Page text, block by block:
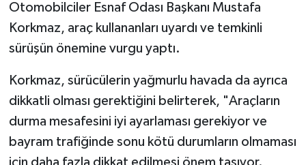
Otomobilciler Esnaf Odası Başkanı Mustafa
Korkmaz, araç kullananları uyardı ve temkinli
sürüşün önemine vurgu yaptı.
Korkmaz, sürücülerin yağmurlu havada da ayrıca
dikkatli olması gerektiğini belirterek, "Araçların
durma mesafesini iyi ayarlaması gerekiyor ve
bayram trafiğinde sonu kötü durumların olmaması